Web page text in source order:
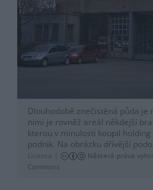
Dlouhodobě znečistěná půda je
nimi je rovněž areál někdejší
kterou v minulosti koupil
podnik. Na obrázku dřívější
Licence | Některá práva
Commons